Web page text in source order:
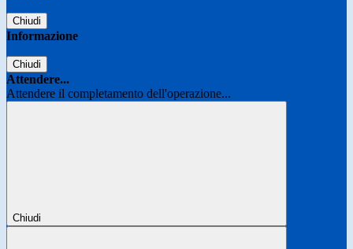
Chiudi
Informazione
Chiudi
Attendere...
Attendere il completamento dell'operazione...
Chiudi